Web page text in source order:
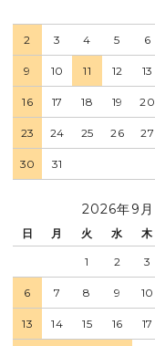
2 3 4 5 6
9 10 11 12 13
16 17 18 19 20
23 24 25 26 27
30 31
2026年9月
日 月 火 水 木
1 2 3
6 7 8 9 10
13 14 15 16 17